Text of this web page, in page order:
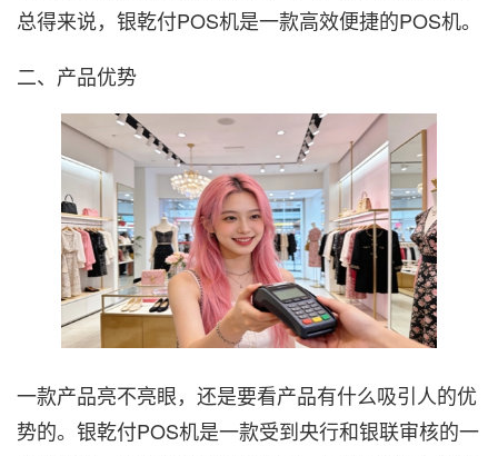
总得来说，银乾付POS机是一款高效便捷的POS机。
二、产品优势
一款产品亮不亮眼，还是要看产品有什么吸引人的优
势的。银乾付POS机是一款受到央行和银联审核的一